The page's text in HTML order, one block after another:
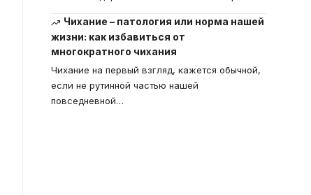
Чихание – патология или норма нашей
жизни: как избавиться от
многократного чихания
Чихание на первый взгляд, кажется обычной,
если не рутинной частью нашей
повседневной…